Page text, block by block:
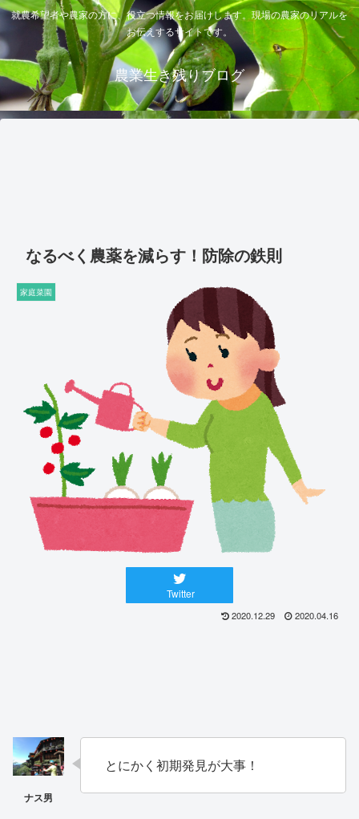
就農希望者や農家の方に、役立つ情報をお届けします。現場の農家のリアルを
お伝えするサイトです。
農業生き残りブログ
なるべく農薬を減らす！防除の鉄則
家庭菜園
Twitter
2020.12.29 2020.04.16
とにかく初期発見が大事！